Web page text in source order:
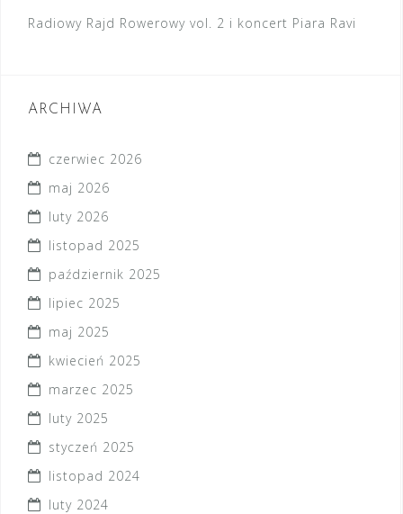
Radiowy Rajd Rowerowy vol. 2 i koncert Piara Ravi
ARCHIWA
czerwiec 2026
maj 2026
luty 2026
listopad 2025
październik 2025
lipiec 2025
maj 2025
kwiecień 2025
marzec 2025
luty 2025
styczeń 2025
listopad 2024
luty 2024